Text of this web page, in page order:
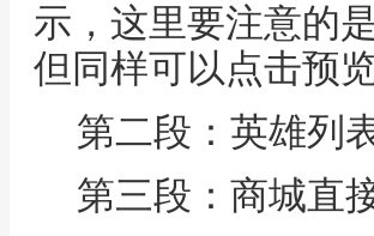
示，这里要注意的
但同样可以点击预览
第二段：英雄列
第三段：商城直